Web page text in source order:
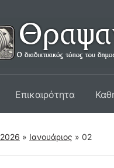
Επικαιρότητα
2026 » Ιανουάριος » 02